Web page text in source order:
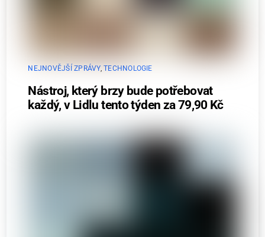
NEJNOVĚJŠÍ ZPRÁVY,TECHNOLOGIE
Nástroj, který brzy bude potřebovat
každý, v Lidlu tento týden za 79,90 Kč